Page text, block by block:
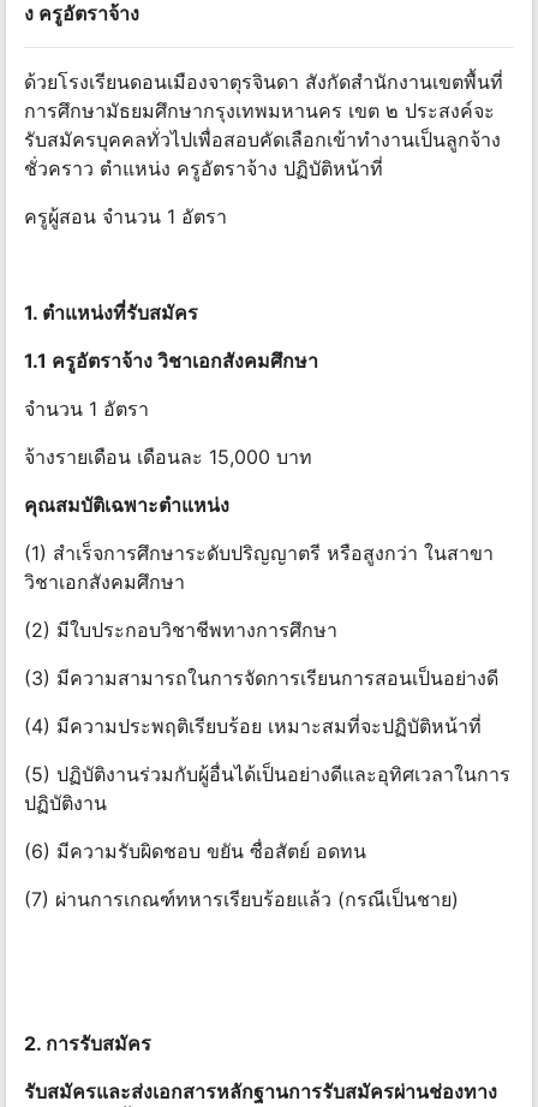
ง ครูอัตราจ้าง
ด้วยโรงเรียนดอนเมืองจาตุรจินดา สังกัดสํานักงานเขตพื้นที่
การศึกษามัธยมศึกษากรุงเทพมหานคร เขต ๒ ประสงค์จะ
รับสมัครบุคคลทั่วไปเพื่อสอบคัดเลือกเข้าทํางานเป็นลูกจ้าง
ชั่วคราว ตําแหน่ง ครูอัตราจ้าง ปฏิบัติหน้าที่
ครูผู้สอน จํานวน 1 อัตรา
1. ตําแหน่งที่รับสมัคร
1.1 ครูอัตราจ้าง วิชาเอกสังคมศึกษา
จํานวน 1 อัตรา
จ้างรายเดือน เดือนละ 15,000 บาท
คุณสมบัติเฉพาะตําแหน่ง
(1) สําเร็จการศึกษาระดับปริญญาตรี หรือสูงกว่า ในสาขา
วิชาเอกสังคมศึกษา
(2) มีใบประกอบวิชาชีพทางการศึกษา
(3) มีความสามารถในการจัดการเรียนการสอนเป็นอย่างดี
(4) มีความประพฤติเรียบร้อย เหมาะสมที่จะปฏิบัติหน้าที่
(5) ปฏิบัติงานร่วมกับผู้อื่นได้เป็นอย่างดีและอุทิศเวลาในการ
ปฏิบัติงาน
(6) มีความรับผิดชอบ ขยัน ซื่อสัตย์ อดทน
(7) ผ่านการเกณฑ์ทหารเรียบร้อยแล้ว (กรณีเป็นชาย)
2. การรับสมัคร
รับสมัครและส่งเอกสารหลักฐานการรับสมัครผ่านช่องทาง